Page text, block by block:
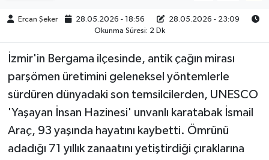
Ercan Şeker 28.05.2026 - 18:56
28.05.2026 - 23:09
Okunma Süresi: 2 Dk
İzmir'in Bergama ilçesinde, antik çağın mirası
parşömen üretimini geleneksel yöntemlerle
sürdüren dünyadaki son temsilcilerden, UNESCO
'Yaşayan İnsan Hazinesi' unvanlı karatabak İsmail
Araç, 93 yaşında hayatını kaybetti. Ömrünü
adadığı 71 yıllık zanaatını yetiştirdiği çıraklarına
VEFAT
BÖLGE
TÜRKİYE
DÜNYA